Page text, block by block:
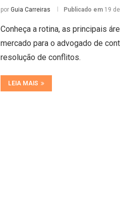
por Guia Carreiras Publicado em 19
Conheça a rotina, as principais
mercado para o advogado de
resolução de conflitos.
LEIA MAIS